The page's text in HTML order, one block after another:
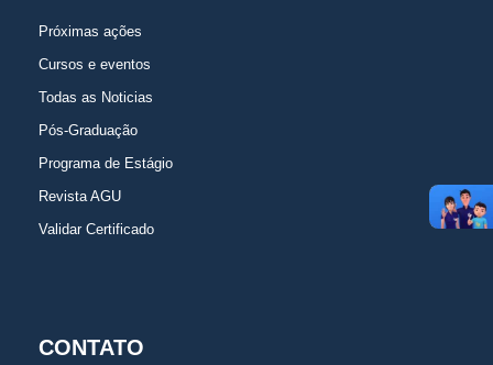
Próximas ações
Cursos e eventos
Todas as Noticias
Pós-Graduação
Programa de Estágio
Revista AGU
Validar Certificado
CONTATO